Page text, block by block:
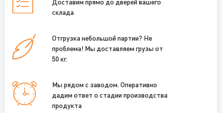
склада
Отгрузка небольшой партии? Не
проблема! Мы доставляем грузы от
50 кг.
Мы рядом с заводом. Оперативно
дадим ответ о стадии производства
продукта